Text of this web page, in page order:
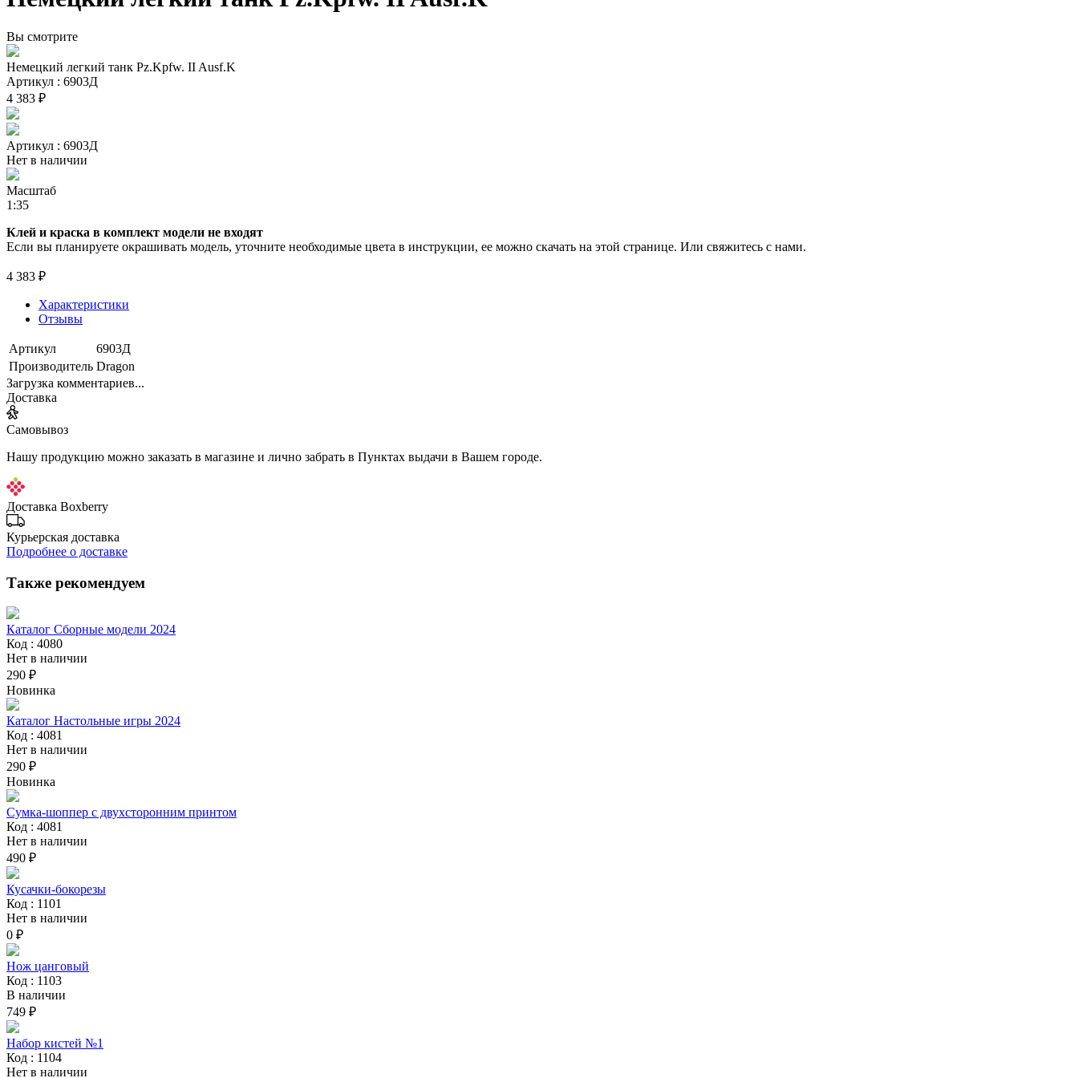
Вы смотрите
Немецкий легкий танк Pz.Kpfw. II Ausf.K
Артикул : 6903Д
4 383 ₽
Артикул : 6903Д
Нет в наличии
Масштаб
1:35
Клей и краска в комплект модели не входят
Если вы планируете окрашивать модель, уточните необходимые цвета в инструкции, ее можно скачать на этой странице. Или свяжитесь с нами.
4 383 ₽
Характеристики
Отзывы
Артикул
6903Д
Производитель Dragon
Загрузка комментариев...
Доставка
Самовывоз
Нашу продукцию можно заказать в магазине и лично забрать в Пунктах выдачи в Вашем городе.
Доставка Boxberry
Курьерская доставка
Подробнее о доставке
Также рекомендуем
Каталог Сборные модели 2024
Код : 4080
Нет в наличии
290 ₽
Новинка
Каталог Настольные игры 2024
Код : 4081
Нет в наличии
290 ₽
Новинка
Сумка-шоппер с двухсторонним принтом
Код : 4081
Нет в наличии
490 ₽
Кусачки-бокорезы
Код : 1101
Нет в наличии
0 ₽
Нож цанговый
Код : 1103
В наличии
749 ₽
Набор кистей №1
Код : 1104
Нет в наличии